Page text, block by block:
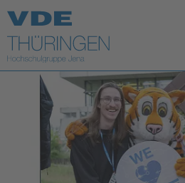
Top Themen
Fokusthemen
Energy
AI & Digital Trust